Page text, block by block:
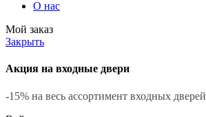
О нас
Мой заказ
Закрыть
Акция на входные двери
-15% на весь ассортимент входных дверей